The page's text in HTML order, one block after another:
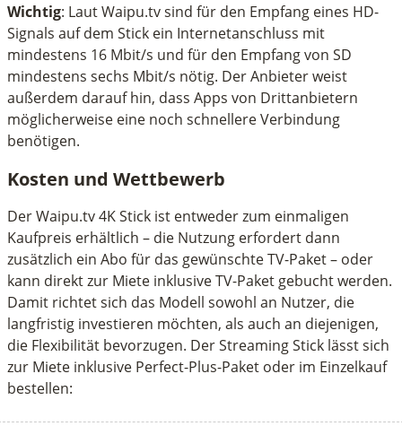
Wichtig: Laut Waipu.tv sind für den Empfang eines HD-
Signals auf dem Stick ein Internetanschluss mit
mindestens 16 Mbit/s und für den Empfang von SD
mindestens sechs Mbit/s nötig. Der Anbieter weist
außerdem darauf hin, dass Apps von Drittanbietern
möglicherweise eine noch schnellere Verbindung
benötigen.
Kosten und Wettbewerb
Der Waipu.tv 4K Stick ist entweder zum einmaligen
Kaufpreis erhältlich – die Nutzung erfordert dann
zusätzlich ein Abo für das gewünschte TV-Paket – oder
kann direkt zur Miete inklusive TV-Paket gebucht werden.
Damit richtet sich das Modell sowohl an Nutzer, die
langfristig investieren möchten, als auch an diejenigen,
die Flexibilität bevorzugen. Der Streaming Stick lässt sich
zur Miete inklusive Perfect-Plus-Paket oder im Einzelkauf
bestellen: